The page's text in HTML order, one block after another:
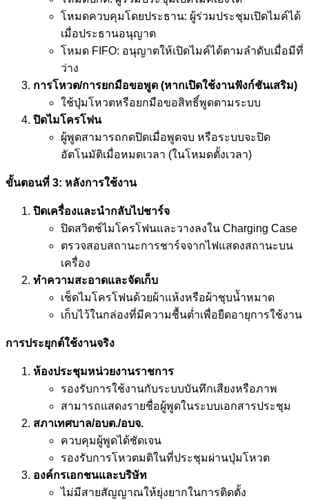
โหมดควบคุมโดยประธาน: ผู้ร่วมประชุมเปิดไมค์ได้
เมื่อประธานอนุญาต
โหมด FIFO: อนุญาตให้เปิดไมค์ได้ตามลำดับเมื่อมีที่
ว่าง
การโหวต/การยกมือขอพูด (หากเปิดใช้งานฟังก์ชันเสริม)
ใช้ปุ่มโหวตหรือยกมือขอสิทธิ์พูดตามระบบ
ปิดไมโครโฟน
ผู้พูดสามารถกดปิดเมื่อพูดจบ หรือระบบจะปิด
อัตโนมัติเมื่อหมดเวลา (ในโหมดตั้งเวลา)
ขั้นตอนที่ 3: หลังการใช้งาน
ปิดเครื่องและนำกลับไปชาร์จ
ปิดสวิตช์ไมโครโฟนและวางลงใน Charging Case
ตรวจสอบสถานะการชาร์จจากไฟแสดงสถานะบน
เครื่อง
ทำความสะอาดและจัดเก็บ
เช็ดไมโครโฟนด้วยผ้าแห้งหรือผ้าชุบน้ำหมาด
เก็บไว้ในกล่องที่มีความชื้นต่ำเพื่อยืดอายุการใช้งาน
การประยุกต์ใช้งานจริง
ห้องประชุมหน่วยงานราชการ
รองรับการใช้งานกับระบบบันทึกเสียงหรือภาพ
สามารถแสดงรายชื่อผู้พูดในระบบเอกสารประชุม
สภาเทศบาล/อบต./อบจ.
ควบคุมผู้พูดได้ชัดเจน
รองรับการโหวตมติในที่ประชุมผ่านปุ่มโหวต
องค์กรเอกชนและบริษัท
ไม่มีสายสัญญาณให้ยุ่งยากในการติดตั้ง